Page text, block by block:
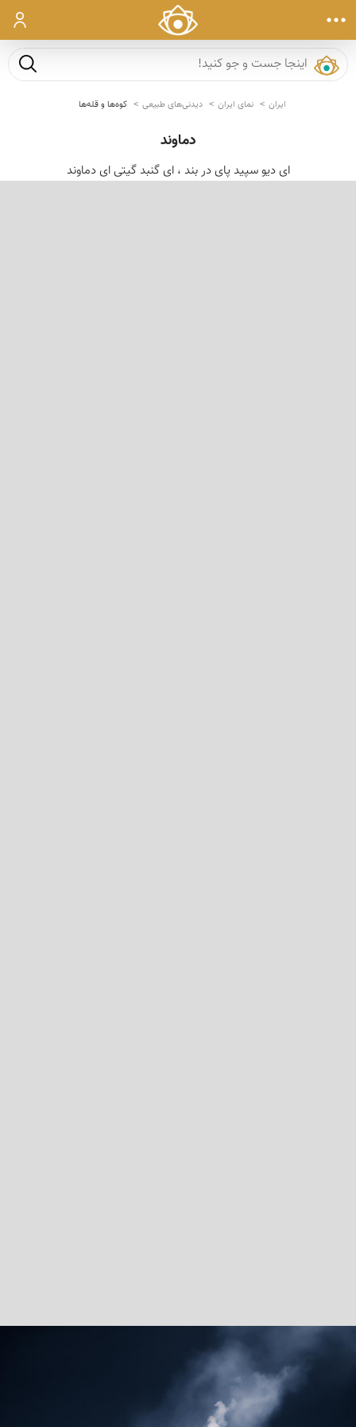
ورود
جست و
ایران نمای ایران دیدنی‌های طبیعی کوه‌ها و قله‌ها
دماوند
ای دیو سپید پای در بند ، ای گنبد گیتی ای دماوند